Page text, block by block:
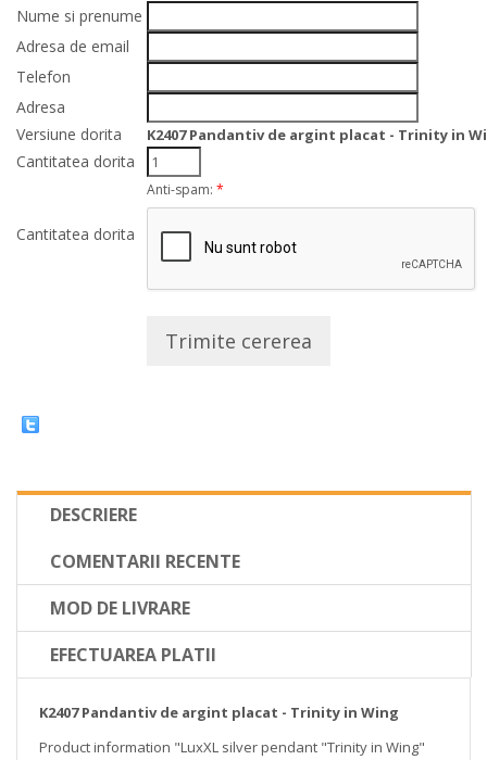
Nume si prenume
Adresa de email
Telefon
Adresa
Versiune dorita
K2407 Pandantiv de argint placat - Trinity in
Cantitatea dorita
Cantitatea dorita
Anti-spam: *
Trimite cererea
DESCRIERE
COMENTARII RECENTE
MOD DE LIVRARE
EFECTUAREA PLATII
K2407 Pandantiv de argint placat - Trinity in Wing
Product information "LuxXL silver pendant "Trinity in Wing"